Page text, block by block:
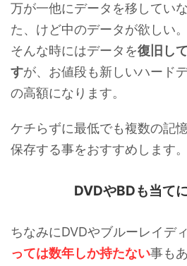
万が一他にデータを移してい
た、けど中のデータが欲しい。
そんな時にはデータを復旧し
すが、お値段も新しいハード
の高額になります。
ケチらずに最低でも複数の記
保存する事をおすすめします。
DVDやBDも当て
ちなみにDVDやブルーレイデ
っては数年しか持たない事も